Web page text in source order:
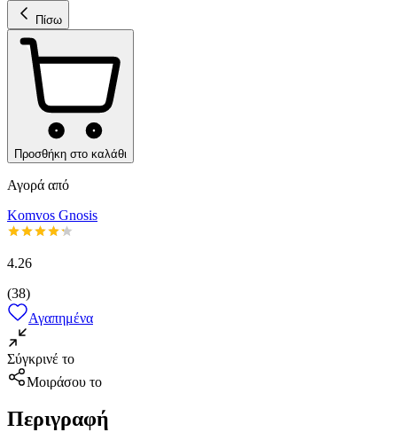
Πίσω
Προσθήκη στο καλάθι
Αγορά από
Komvos Gnosis
4.26
(38)
Αγαπημένα
Σύγκρινέ το
Μοιράσου το
Περιγραφή